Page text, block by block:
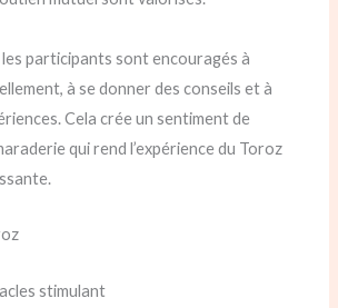
participants sont encouragés à
à se donner des conseils et à
Cela crée un sentiment de
qui rend l’expérience du Toroz
stimulant